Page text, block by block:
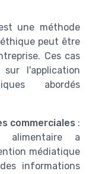
une méthode
peut être
Ces cas
l'application
abordés
commerciales :
alimentaire a
médiatique
informations